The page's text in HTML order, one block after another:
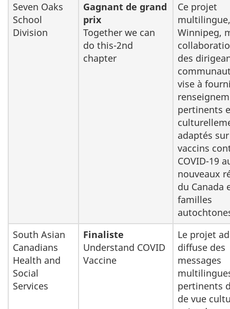
Seven Oaks
School
Division
Gagnant de grand
prix
Together we can
do this-2nd
chapter
Ce projet
Winnipeg,
des
vise à
pertinents
adaptés
vaccins
COVID-19
nouveaux
du Canada
familles
South Asian
Canadians
Health and
Social
Services
Finaliste
Understand COVID
Vaccine
Le projet
diffuse des
messages
pertinents
de vue